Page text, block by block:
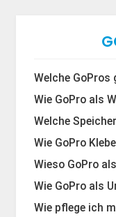
Welche GoPros
Wie GoPro als
Welche
Wie GoPro
Wieso GoPro
Wie GoPro als
Wie pflege ich